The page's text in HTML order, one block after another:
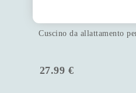
Cuscino da allattamento
27.99 €